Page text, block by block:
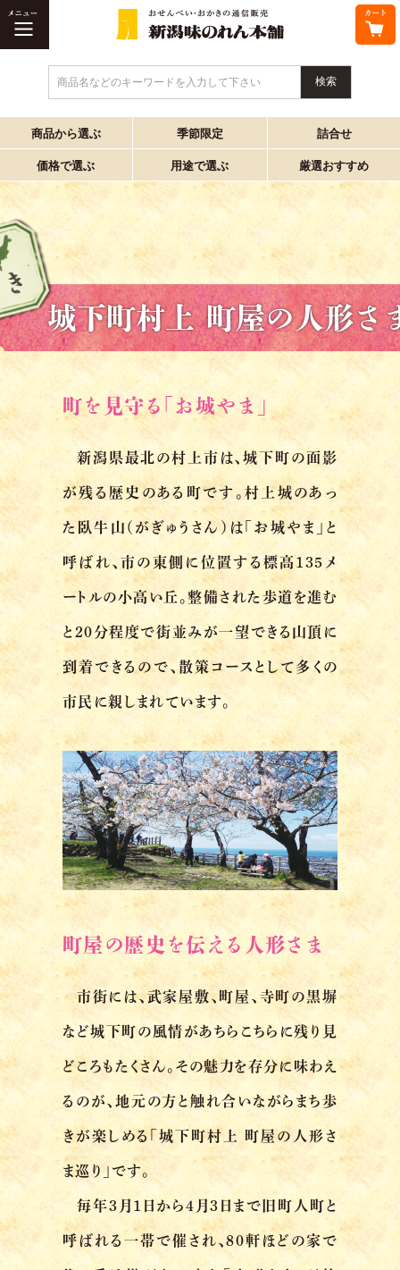
商品名などのキーワードを入力して下さい
商品から選ぶ 季節限定 詰合せ
価格で選ぶ 用途で選ぶ 厳選おすすめ
城下町村上 町屋の人形さ
町を見守る「お城やま」
新潟県最北の村上市は、城下町の面影
が残る歴史のある町です。村上城のあっ
た臥牛山（がぎゅうさん）は「お城やま」と
呼ばれ、市の東側に位置する標高135メ
ートルの小高い丘。整備された歩道を進む
と20分程度で街並みが一望できる山頂に
到着できるので、散策コースとして多くの
市民に親しまれています。
町屋の歴史を伝える人形さま
市街には、武家屋敷、町屋、寺町の黒塀
など城下町の風情があちらこちらに残り見
どころもたくさん。その魅力を存分に味わえ
るのが、地元の方と触れ合いながらまち歩
きが楽しめる「城下町村上 町屋の人形さ
ま巡り」です。
毎年3月1日から4月3日まで旧町人町と
呼ばれる一帯で催され、80軒ほどの家で